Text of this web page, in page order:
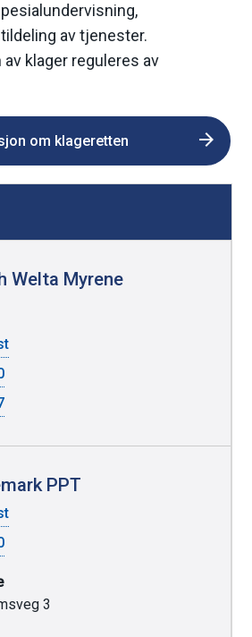
av tjenester.
klager reguleres av
om klageretten
Welta Myrene
til
Ida
PPT
til
Midtre
3